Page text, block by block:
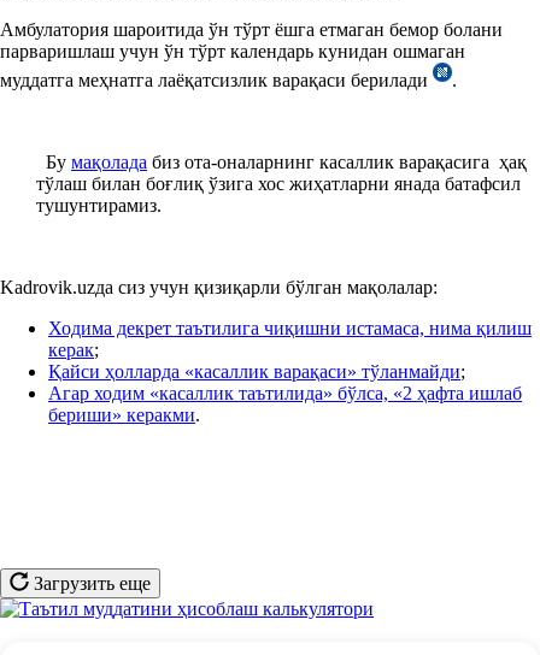
Амбулатория шароитида ўн тўрт ёшга етмаган бемор болани
парваришлаш учун ўн тўрт календарь кунидан ошмаган
муддатга меҳнатга лаёқатсизлик варақаси берилади
.
Бу мақолада биз ота-оналарнинг касаллик варақасига ҳақ
тўлаш билан боғлиқ ўзига хос жиҳатларни янада батафсил
тушунтирамиз.
Kadrovik.uzда сиз учун қизиқарли бўлган мақолалар:
Ходима декрет таътилига чиқишни истамаса, нима қилиш
керак;
Қайси ҳолларда «касаллик варақаси» тўланмайди;
Агар ходим «касаллик таътилида» бўлса, «2 ҳафта ишлаб
бериши» керакми.
Загрузить еще